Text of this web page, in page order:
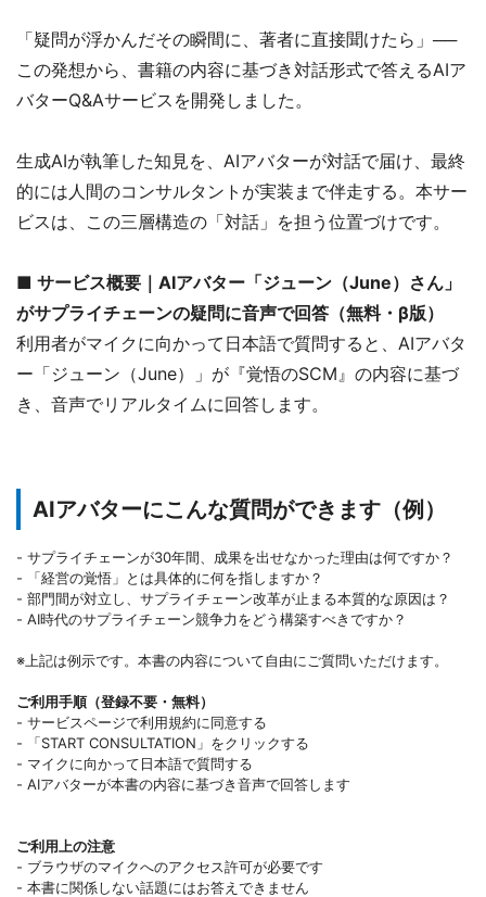
「疑問が浮かんだその瞬間に、著者に直接聞けたら」──
この発想から、書籍の内容に基づき対話形式で答えるAIア
バターQ&Aサービスを開発しました。
生成AIが執筆した知見を、AIアバターが対話で届け、最終
的には人間のコンサルタントが実装まで伴走する。本サー
ビスは、この三層構造の「対話」を担う位置づけです。
■ サービス概要｜AIアバター「ジューン（June）さん 」
がサプライチェーンの疑問に音声で回答（無料・β版）
利用者がマイクに向かって日本語で質問すると、AIアバタ
ー「ジューン（June）」が『覚悟のSCM』の内容に基づ
き、音声でリアルタイムに回答します。
AIアバターにこんな質問ができます（例）
- サプライチェーンが30年間、成果を出せなかった理由は何ですか？
- 「経営の覚悟」とは具体的に何を指しますか？
- 部門間が対立し、サプライチェーン改革が止まる本質的な原因は？
- AI時代のサプライチェーン競争力をどう構築すべきですか？
※上記は例示です。本書の内容について自由にご質問いただけます。
ご利用手順（登録不要・無料）
- サービスページで利用規約に同意する
- 「START CONSULTATION」をクリックする
- マイクに向かって日本語で質問する
- AIアバターが本書の内容に基づき音声で回答します
ご利用上の注意
- ブラウザのマイクへのアクセス許可が必要です
- 本書に関係しない話題にはお答えできません